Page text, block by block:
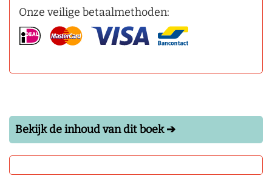
Onze veilige betaalmethoden:
Bekijk de inhoud van dit boek ➔